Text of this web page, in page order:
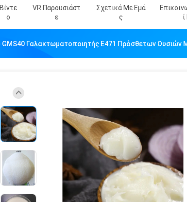
Βίντε
Ο
VR Παρουσιάστ
Ε
Σχετικά Με Εμά
Σ
GMS40 Γαλακτωματοποιητής E471 Πρόσθετων Ουσιών